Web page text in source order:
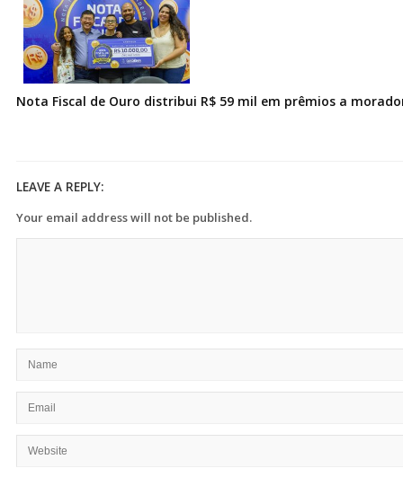
Nota Fiscal de Ouro distribui R$ 59 mil em prêmios a
LEAVE A REPLY:
Your email address will not be published.